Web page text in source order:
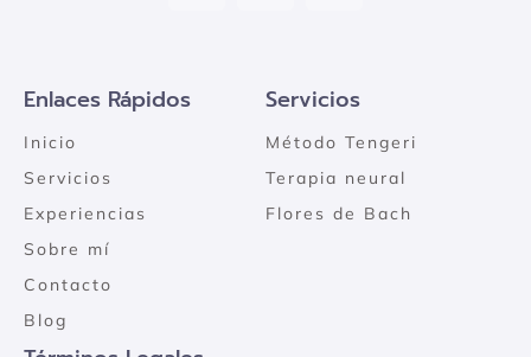
Enlaces Rápidos
Inicio
Servicios
Experiencias
Sobre mí
Contacto
Blog
Servicios
Método Tengeri
Terapia neural
Flores de Bach